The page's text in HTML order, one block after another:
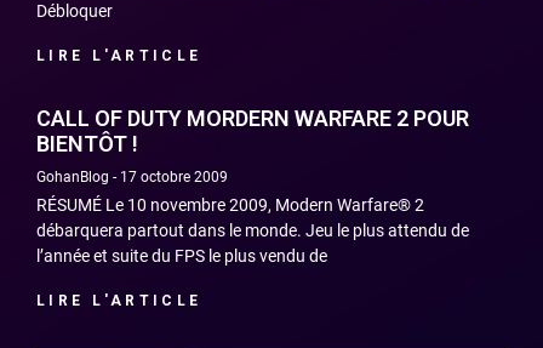
Débloquer
LIRE L'ARTICLE
CALL OF DUTY MORDERN WARFARE 2 POUR
BIENTÔT !
GohanBlog 17 octobre 2009
RÉSUMÉ Le 10 novembre 2009, Modern Warfare® 2
débarquera partout dans le monde. Jeu le plus attendu de
l’année et suite du FPS le plus vendu de
LIRE L'ARTICLE